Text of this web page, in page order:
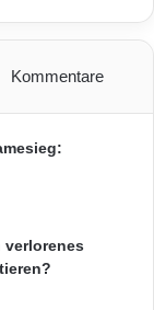
Kommentare
verlorenes